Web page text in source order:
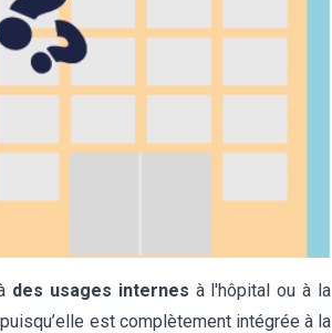
des usages internes à l'hôpital ou à la
puisqu’elle est complètement intégrée à la